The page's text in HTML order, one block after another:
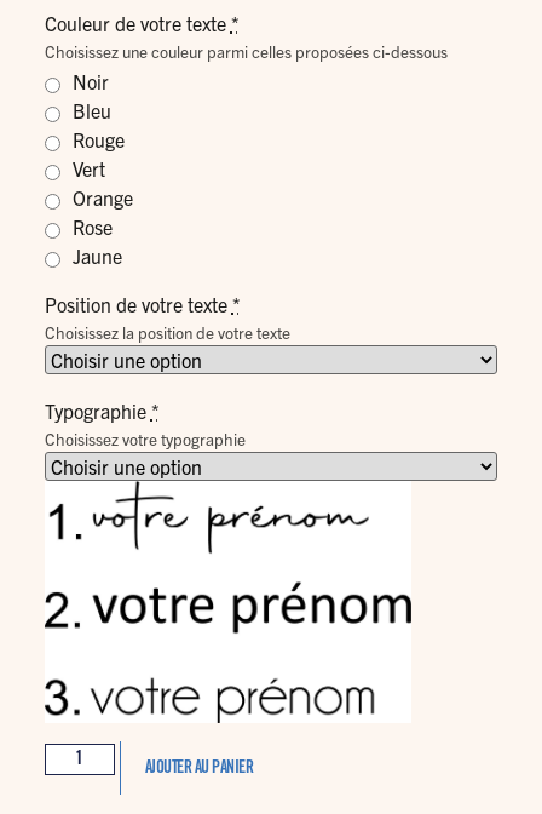
Couleur de votre texte *
Choisissez une couleur parmi celles proposées ci-dessous
Noir
Bleu
Rouge
Vert
Orange
Rose
Jaune
Position de votre texte *
Choisissez la position de votre texte
Typographie *
Choisissez votre typographie
AJOUTER AU PANIER